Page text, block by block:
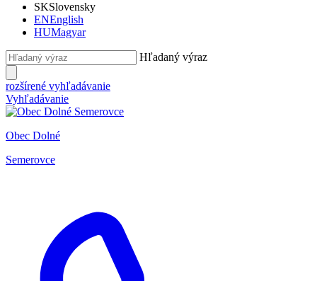
SKSlovensky
ENEnglish
HUMagyar
Hľadaný výraz
rozšírené vyhľadávanie
Vyhľadávanie
Obec Dolné
Semerovce